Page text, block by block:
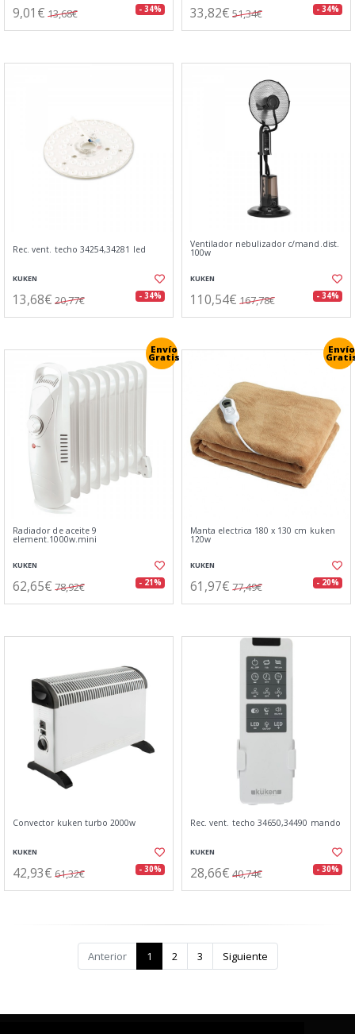
9,01€ 13,68€ - 34% 33,82€ 51,34€ - 34%
Rec. vent. techo 34254,34281 led
KUKEN
13,68€ 20,77€ - 34%
Ventilador nebulizador c/mand.dist.
100w
KUKEN
110,54€ 167,78€ - 34%
Envío
Gratis
Radiador de aceite 9
element.1000w.mini
KUKEN
62,65€ 78,92€ - 21%
Envío
Manta electrica 180 x 130 cm kuken
120w
KUKEN
61,97€ 77,49€ - 20%
Convector kuken turbo 2000w
KUKEN
42,93€ 61,32€ - 30%
Rec. vent. techo 34650,34490 mando
KUKEN
28,66€ 40,74€ - 30%
Anterior 1 2 3 Siguiente